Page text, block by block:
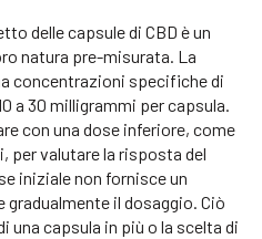
delle capsule di CBD è un
natura pre-misurata. La
concentrazioni specifiche di
a 30 milligrammi per capsula.
con una dose inferiore, come
per valutare la risposta del
iniziale non fornisce un
il dosaggio. Ciò
una capsula in più o la scelta di